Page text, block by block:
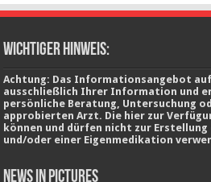
wichtiger Hinweis:
Achtung: Das Informationsangebot
ausschließlich Ihrer Information und
persönliche Beratung, Untersuchung
approbierten Arzt. Die hier zur
können und dürfen nicht zur
und/oder einer Eigenmedikation
News in Pictures